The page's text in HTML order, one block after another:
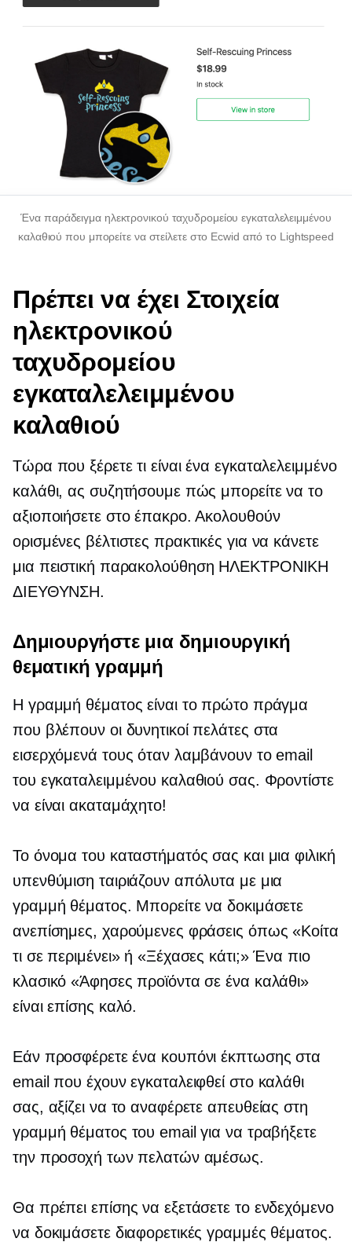
Ένα παράδειγμα ηλεκτρονικού ταχυδρομείου εγκαταλελειμμένου
καλαθιού που μπορείτε να στείλετε στο Ecwid από το Lightspeed
Πρέπει να έχει Στοιχεία
ηλεκτρονικού
ταχυδρομείου
εγκαταλελειμμένου
καλαθιού
Τώρα που ξέρετε τι είναι ένα εγκαταλελειμμένο
καλάθι, ας συζητήσουμε πώς μπορείτε να το
αξιοποιήσετε στο έπακρο. Ακολουθούν
ορισμένες βέλτιστες πρακτικές για να κάνετε
μια πειστική παρακολούθηση ΗΛΕΚΤΡΟΝΙΚΗ
ΔΙΕΥΘΥΝΣΗ.
Δημιουργήστε μια δημιουργική
θεματική γραμμή
Η γραμμή θέματος είναι το πρώτο πράγμα
που βλέπουν οι δυνητικοί πελάτες στα
εισερχόμενά τους όταν λαμβάνουν το email
του εγκαταλειμμένου καλαθιού σας. Φροντίστε
να είναι ακαταμάχητο!
Το όνομα του καταστήματός σας και μια φιλική
υπενθύμιση ταιριάζουν απόλυτα με μια
γραμμή θέματος. Μπορείτε να δοκιμάσετε
ανεπίσημες, χαρούμενες φράσεις όπως «Κοίτα
τι σε περιμένει» ή «Ξέχασες κάτι;» Ένα πιο
κλασικό «Άφησες προϊόντα σε ένα καλάθι»
είναι επίσης καλό.
Εάν προσφέρετε ένα κουπόνι έκπτωσης στα
email που έχουν εγκαταλειφθεί στο καλάθι
σας, αξίζει να το αναφέρετε απευθείας στη
γραμμή θέματος του email για να τραβήξετε
την προσοχή των πελατών αμέσως.
Θα πρέπει επίσης να εξετάσετε το ενδεχόμενο
να δοκιμάσετε διαφορετικές γραμμές θέματος.